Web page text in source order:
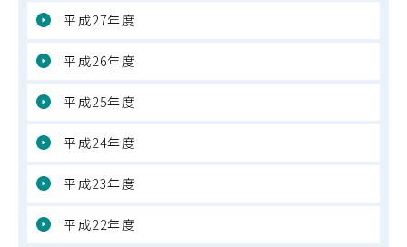
平成27年度
平成26年度
平成25年度
平成24年度
平成23年度
平成22年度